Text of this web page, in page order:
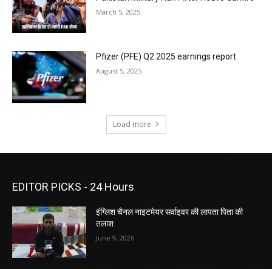
March 5, 2025
Pfizer (PFE) Q2 2025 earnings report
August 5, 2025
Load more
EDITOR PICKS - 24 Hours
इंग्लिश चैनल नाइटमेयर सर्वाइवर की लापता पिता की
तलाश
June 9, 2026